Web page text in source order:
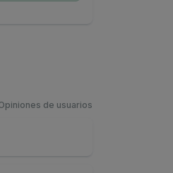
de usuarios